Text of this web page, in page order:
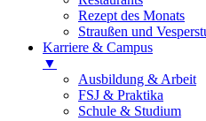
Rezept des Monats
Straußen und
Karriere & Campus
▼
Ausbildung & Arbeit
FSJ & Praktika
Schule & Studium